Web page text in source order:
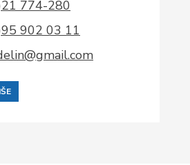
774-280
902 03 11